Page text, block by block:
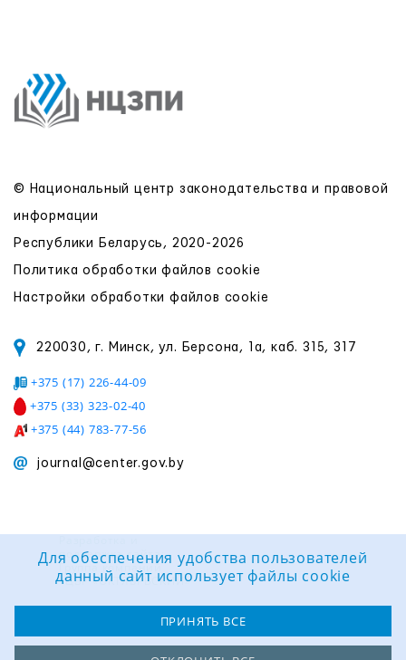
© Национальный центр законодательства и правовой
информации
Республики Беларусь, 2020-2026
Политика обработки файлов cookie
Настройки обработки файлов cookie
220030, г. Минск, ул. Берсона, 1а, каб. 315, 317
+375 (17) 226-44-09
+375 (33) 323-02-40
+375 (44) 783-77-56
journal@center.gov.by
поддержка сайта:
Группа компаний
«ЦВР «ОКТЯБРЬСКИЙ»
Для обеспечения удобства пользователей
данный сайт использует файлы cookie
ПРИНЯТЬ ВСЕ